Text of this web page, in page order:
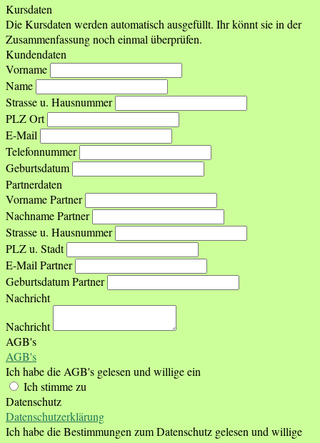
Kursdaten
Die Kursdaten werden automatisch ausgefüllt. Ihr könnt sie in der
Zusammenfassung noch einmal überprüfen.
Kundendaten
Vorname
Name
Strasse u. Hausnummer
PLZ Ort
E-Mail
Telefonnummer
Geburtsdatum
Partnerdaten
Vorname Partner
Nachname Partner
Strasse u. Hausnummer
PLZ u. Stadt
E-Mail Partner
Geburtsdatum Partner
Nachricht
Nachricht
AGB's
AGB's
Ich habe die AGB's gelesen und willige ein
Ich stimme zu
Datenschutz
Datenschutzerklärung
Ich habe die Bestimmungen zum Datenschutz gelesen und willige